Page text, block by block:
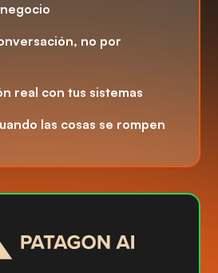
no por
real con tus sistemas
las cosas se rompen